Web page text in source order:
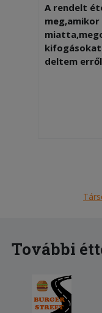
A rendelt
deltem
További